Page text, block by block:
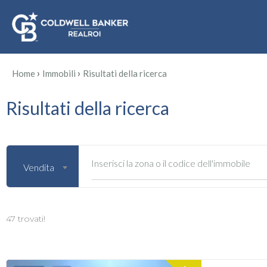
Home › Immobili › Risultati della ricerca
Risultati della ricerca
Vendita Inserisci la zona o il codice dell'immobile
47 trovati!